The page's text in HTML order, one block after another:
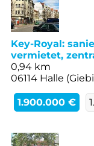
Key-Royal:
vermietet,
0,94 km
06114 Halle
1.900.000 €